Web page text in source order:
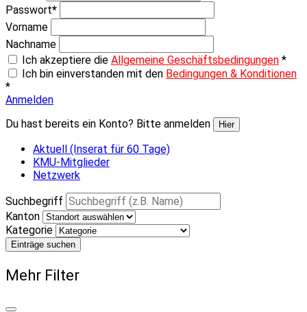
Passwort*
Vorname
Nachname
Ich akzeptiere die Allgemeine Geschäftsbedingungen *
Ich bin einverstanden mit den Bedingungen & Konditionen
*
Anmelden
Du hast bereits ein Konto? Bitte anmelden
Hier
Aktuell (Inserat für 60 Tage)
KMU-Mitglieder
Netzwerk
Suchbegriff
Kanton
Kategorie
Einträge suchen
Mehr Filter